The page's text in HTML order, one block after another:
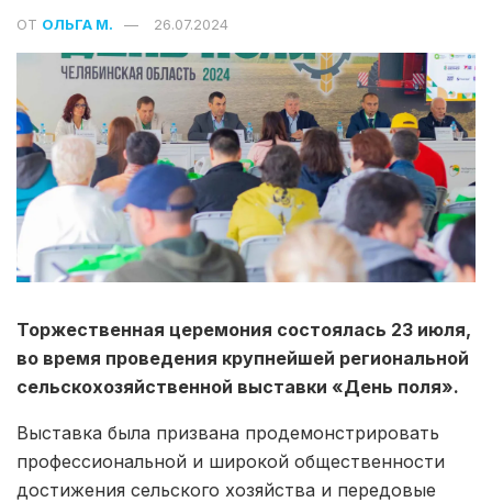
ОТ ОЛЬГА М. 26.07.2024
Торжественная церемония состоялась 23 июля,
во время проведения крупнейшей региональной
сельскохозяйственной выставки «День поля».
Выставка была призвана продемонстрировать
профессиональной и широкой общественности
достижения сельского хозяйства и передовые